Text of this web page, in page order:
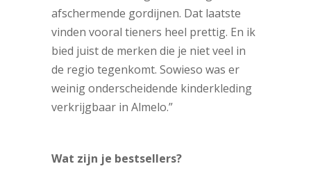
afschermende gordijnen. Dat laatste
vinden vooral tieners heel prettig. En ik
bied juist de merken die je niet veel in
de regio tegenkomt. Sowieso was er
weinig onderscheidende kinderkleding
verkrijgbaar in Almelo.”
Wat zijn je bestsellers?